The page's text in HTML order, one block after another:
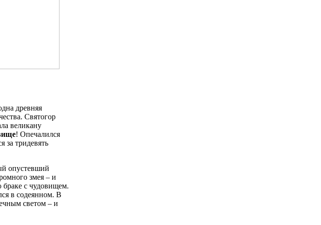
древняя
Святогор
великану
! Опечалился
за тридевять
опустевший
змея – и
с чудовищем.
в содеянном. В
светом – и